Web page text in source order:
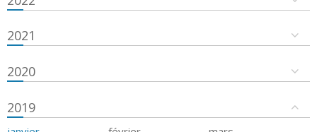
2021
2020
2019